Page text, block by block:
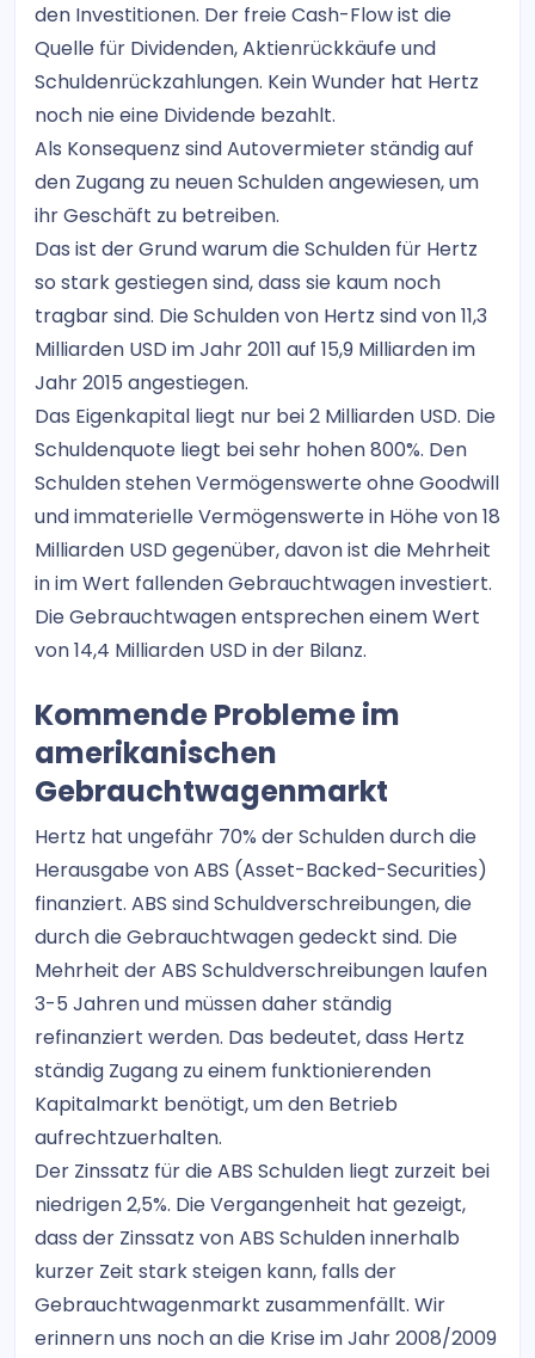
den Investitionen. Der freie Cash-Flow ist die
Quelle für Dividenden, Aktienrückkäufe und
Schuldenrückzahlungen. Kein Wunder hat Hertz
noch nie eine Dividende bezahlt.
Als Konsequenz sind Autovermieter ständig auf
den Zugang zu neuen Schulden angewiesen, um
ihr Geschäft zu betreiben.
Das ist der Grund warum die Schulden für Hertz
so stark gestiegen sind, dass sie kaum noch
tragbar sind. Die Schulden von Hertz sind von 11,3
Milliarden USD im Jahr 2011 auf 15,9 Milliarden im
Jahr 2015 angestiegen.
Das Eigenkapital liegt nur bei 2 Milliarden USD. Die
Schuldenquote liegt bei sehr hohen 800%. Den
Schulden stehen Vermögenswerte ohne Goodwill
und immaterielle Vermögenswerte in Höhe von 18
Milliarden USD gegenüber, davon ist die Mehrheit
in im Wert fallenden Gebrauchtwagen investiert.
Die Gebrauchtwagen entsprechen einem Wert
von 14,4 Milliarden USD in der Bilanz.
Kommende Probleme im
amerikanischen
Gebrauchtwagenmarkt
Hertz hat ungefähr 70% der Schulden durch die
Herausgabe von ABS (Asset-Backed-Securities)
finanziert. ABS sind Schuldverschreibungen, die
durch die Gebrauchtwagen gedeckt sind. Die
Mehrheit der ABS Schuldverschreibungen laufen
3-5 Jahren und müssen daher ständig
refinanziert werden. Das bedeutet, dass Hertz
ständig Zugang zu einem funktionierenden
Kapitalmarkt benötigt, um den Betrieb
aufrechtzuerhalten.
Der Zinssatz für die ABS Schulden liegt zurzeit bei
niedrigen 2,5%. Die Vergangenheit hat gezeigt,
dass der Zinssatz von ABS Schulden innerhalb
kurzer Zeit stark steigen kann, falls der
Gebrauchtwagenmarkt zusammenfällt. Wir
erinnern uns noch an die Krise im Jahr 2008/2009